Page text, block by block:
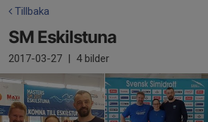
Tillbaka
SM Eskilstuna
2017-03-27 | 4 bilder